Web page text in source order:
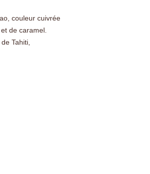
couleur cuivrée
de caramel.
Tahiti,